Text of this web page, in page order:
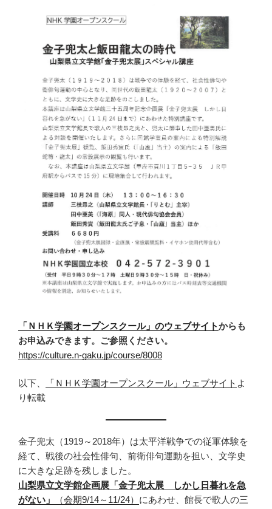
「ＮＨＫ学園オープンスクール」のウェブサイトからも
お申込みできます。ご参照ください。
https://culture.n-gaku.jp/course/8008
以下、 「ＮＨＫ学園オープンスクール」ウェブサイト よ
り転載
金子兜太（1919～2018年）は太平洋戦争での従軍体験を
経て、戦後の社会性俳句、前衛俳句運動を担い、文学史
に大きな足跡を残しました。
山梨県立文学館企画展「金子兜太展 しかし日暮れを急
がない」
（会期9/14～11/24） にあわせ、館長で歌人の三